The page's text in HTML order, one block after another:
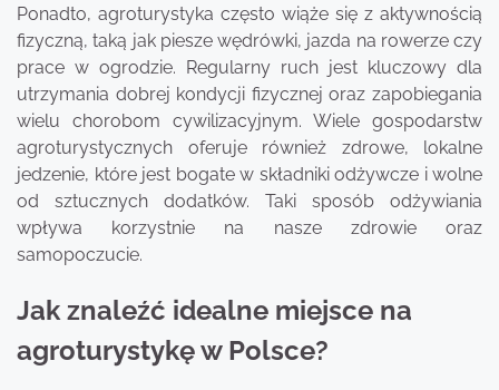
Ponadto, agroturystyka często wiąże się z aktywnością
fizyczną, taką jak piesze wędrówki, jazda na rowerze czy
prace w ogrodzie. Regularny ruch jest kluczowy dla
utrzymania dobrej kondycji fizycznej oraz zapobiegania
wielu chorobom cywilizacyjnym. Wiele gospodarstw
agroturystycznych oferuje również zdrowe, lokalne
jedzenie, które jest bogate w składniki odżywcze i wolne
od sztucznych dodatków. Taki sposób odżywiania
wpływa korzystnie na nasze zdrowie oraz
samopoczucie.
Jak znaleźć idealne miejsce na
agroturystykę w Polsce?